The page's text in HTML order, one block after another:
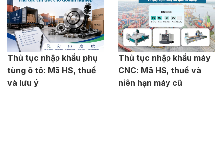
Thủ tục nhập khẩu phụ
tùng ô tô: Mã HS, thuế
và lưu ý
Thủ tục nhập khẩu máy
CNC: Mã HS, thuế và
niên hạn máy cũ